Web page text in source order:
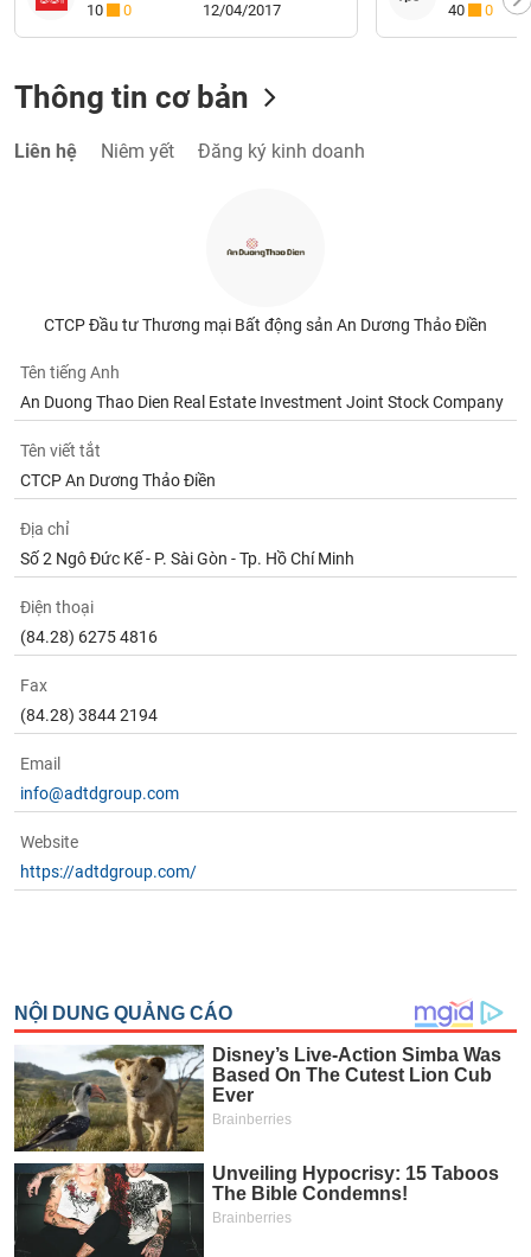
10 0 12/04/2017 40 0
Thông tin cơ bản
Liên hệ Niêm yết Đăng ký kinh doanh
CTCP Đầu tư Thương mại Bất động sản An Dương Thảo Điền
Tên tiếng Anh
An Duong Thao Dien Real Estate Investment Joint Stock Company
Tên viết tắt
CTCP An Dương Thảo Điền
Địa chỉ
Số 2 Ngô Đức Kế - P. Sài Gòn - Tp. Hồ Chí Minh
Điện thoại
(84.28) 6275 4816
Fax
(84.28) 3844 2194
Email
info@adtdgroup.com
Website
https://adtdgroup.com/